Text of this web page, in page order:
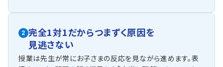
2 完全1対1だからつまずく原因を
見逃さない
授業は先生が常にお子さまの反応を見ながら進めます。表